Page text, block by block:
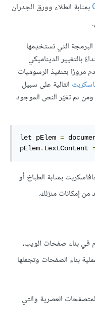
بمثابة الطلاء وورق الجدران
التي تستخدِمها
بالتغيير الديناميكي
مرورًا بتنفيذ الرسوميات
التالية على سبيل
ومن ثم تغيّر النص الموجود
let pElem =
pElem. textContent
بمثابة الطباخ أو
من إمكانات منزلك.
في بناء صفحات الويب،
بناء الصفحات وتجعلها
العصرية والتي